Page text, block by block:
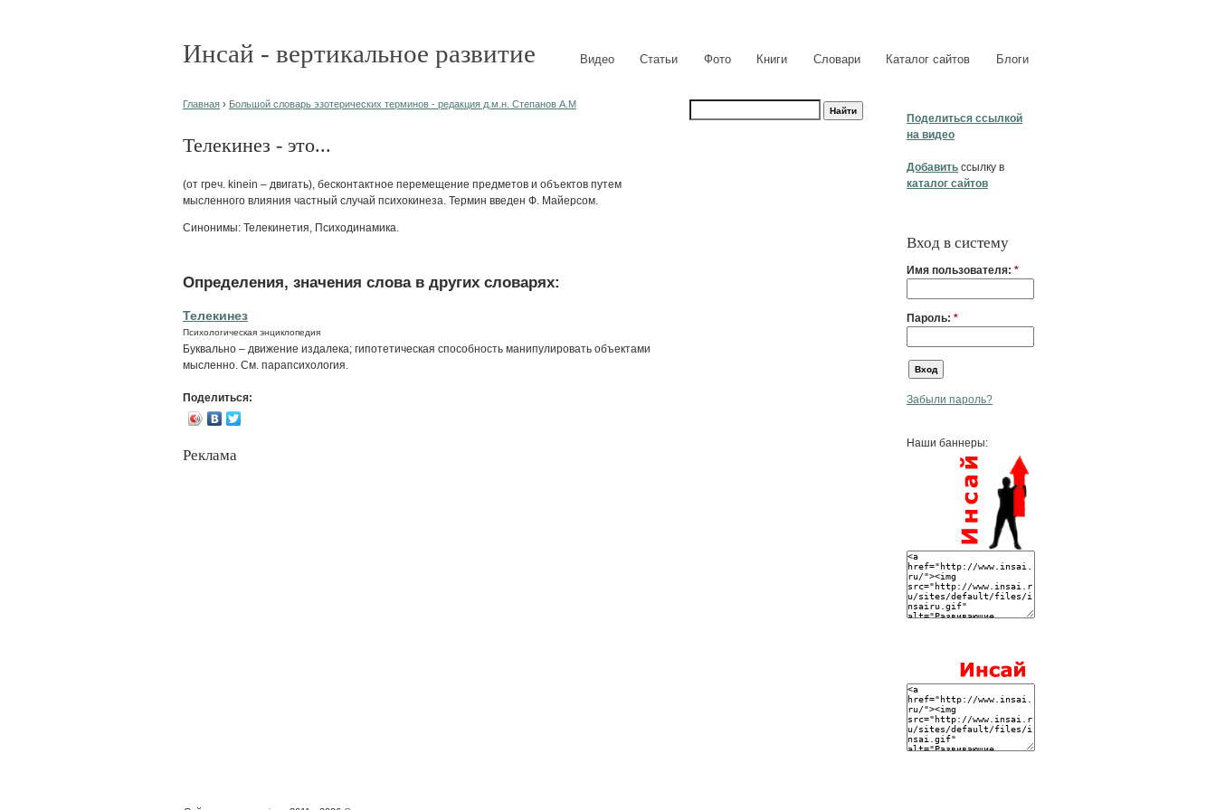
Инсай - вертикальное развитие Видео Статьи Фото Книги Словари Каталог сайтов Блоги
Поделиться ссылкой
на видео
Добавить ссылку в
каталог сайтов
Вход в систему
Имя пользователя: *
Пароль: *
Забыли пароль?
Наши баннеры:
Главная › Большой словарь эзотерических терминов - редакция д.м.н. Степанов А.М
Телекинез - это...
(от греч. kinein – двигать), бесконтактное перемещение предметов и объектов путем
мысленного влияния частный случай психокинеза. Термин введен Ф. Майерсом.
Синонимы: Телекинетия, Психодинамика.
Определения, значения слова в других словарях:
Телекинез
Психологическая энциклопедия
Буквально – движение издалека; гипотетическая способность манипулировать объектами
мысленно. См. парапсихология.
Поделиться:
Реклама